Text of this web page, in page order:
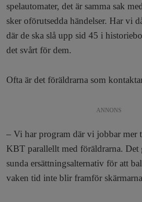
spelautomater, det är samma sak
sker oförutsedda händelser. Har vi
där de ska slå upp sid 45 i
det svårt för dem.
Ofta är det föräldrarna som
ANNONS
– Vi har program där vi jobbar mer
KBT parallellt med föräldrarna. Det
sunda ersättningsalternativ för att
vaken tid inte blir framför